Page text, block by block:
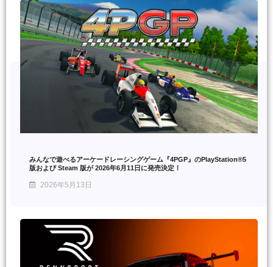
みんなで遊べるアーケードレーシングゲーム『4PGP』のPlayStation®5
版および Steam 版が 2026年6月11日に発売決定！
2026年5月13日